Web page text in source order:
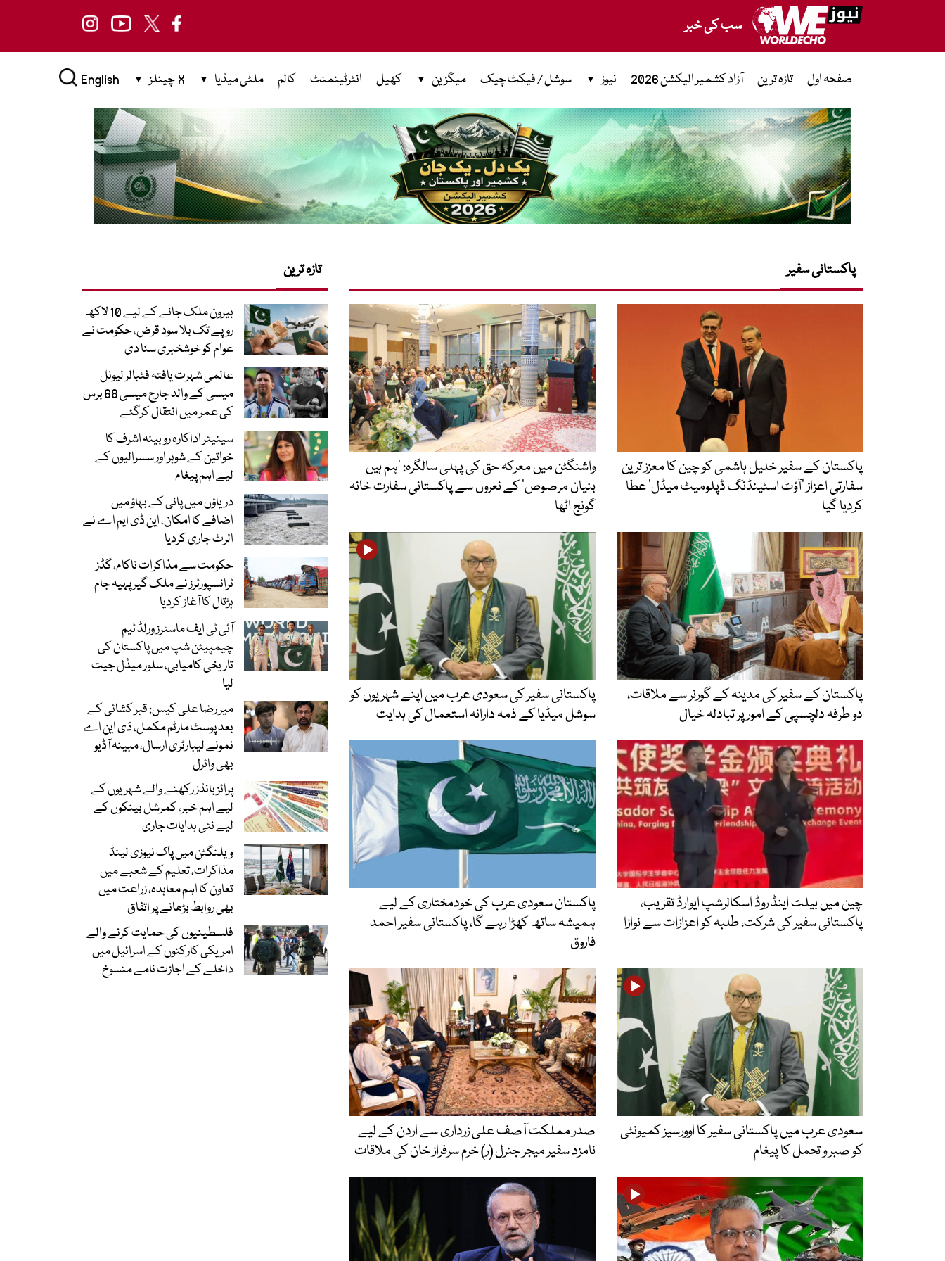
سب کی خبر
صفحہ اول تازہ ترین آزاد کشمیر الیکشن 2026 نیوز سوشل / فیکٹ چیک میگزین کھیل انٹرٹینمنٹ کالم ملٹی میڈیا X چینلز English
پاکستانی سفیر
پاکستان کے سفیر خلیل ہاشمی کو چین کا معزز ترین
سفارتی اعزاز ‘آؤٹ اسٹینڈنگ ڈپلومیٹ میڈل’ عطا
کردیا گیا
واشنگٹن میں معرکہ حق کی پہلی سالگرہ: ’ہم ہیں
بنیان مرصوص‘ کے نعروں سے پاکستانی سفارت خانہ
گونج اٹھا
پاکستان کے سفیر کی مدینہ کے گورنر سے ملاقات،
دو طرفہ دلچسپی کے امور پر تبادلہ خیال
پاکستانی سفیر کی سعودی عرب میں اپنے شہریوں کو
سوشل میڈیا کے ذمہ دارانہ استعمال کی ہدایت
چین میں بیلٹ اینڈ روڈ اسکالرشپ ایوارڈ تقریب،
پاکستانی سفیر کی شرکت، طلبہ کو اعزازات سے نوازا
پاکستان سعودی عرب کی خودمختاری کے لیے
ہمیشہ ساتھ کھڑا رہے گا، پاکستانی سفیر احمد
فاروق
سعودی عرب میں پاکستانی سفیر کا اوورسیز کمیونٹی
کو صبر و تحمل کا پیغام
صدر مملکت آصف علی زرداری سے اردن کے لیے
نامزد سفیر میجر جنرل (ر) خرم سرفراز خان کی ملاقات
تازہ ترین
بیرون ملک جانے کے لیے 10 لاکھ
روپے تک بلا سود قرض، حکومت نے
عوام کو خوشخبری سنا دی
عالمی شہرت یافتہ فٹبالر لیونل
میسی کے والد جارج میسی 68 برس
کی عمر میں انتقال کرگئے
سینیئر اداکارہ روبینہ اشرف کا
خواتین کے شوہر اور سسرالیوں کے
لیے اہم پیغام
دریاؤں میں پانی کے بہاؤ میں
اضافے کا امکان، این ڈی ایم اے نے
الرٹ جاری کردیا
حکومت سے مذاکرات ناکام، گڈز
ٹرانسپورٹرز نے ملک گیر پہیہ جام
ہڑتال کا آغاز کردیا
آئی ٹی ایف ماسٹرز ورلڈ ٹیم
چیمپیئن شپ میں پاکستان کی
تاریخی کامیابی، سلور میڈل جیت
لیا
میر رضا علی کیس: قبر کشائی کے
بعد پوسٹ مارٹم مکمل، ڈی این اے
نمونے لیبارٹری ارسال، مبینہ آڈیو
بھی وائرل
پرائز بانڈز رکھنے والے شہریوں کے
لیے اہم خبر، کمرشل بینکوں کے
لیے نئی ہدایات جاری
ویلنگٹن میں پاک نیوزی لینڈ
مذاکرات، تعلیم کے شعبے میں
تعاون کا اہم معاہدہ، زراعت میں
بھی روابط بڑھانے پر اتفاق
فلسطینیوں کی حمایت کرنے والے
امریکی کارکنوں کے اسرائیل میں
داخلے کے اجازت نامے منسوخ